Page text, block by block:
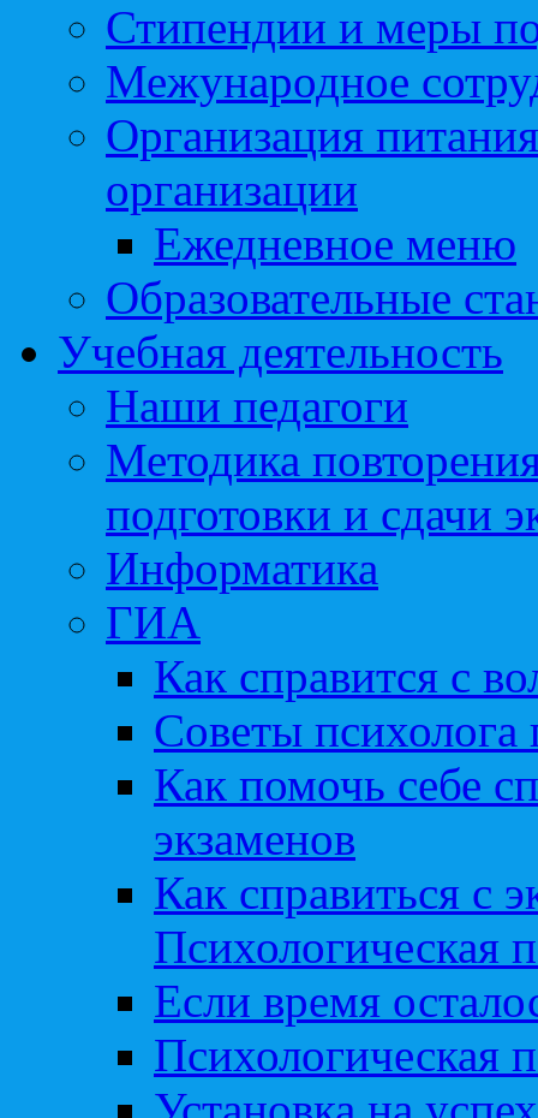
Стипендии и меры
Межународное
Организация
организации
Ежедневное меню
Образовательные
Учебная деятельность
Наши педагоги
Методика
подготовки и сдачи
Информатика
ГИА
Как справится с
Советы
Как помочь себе
экзаменов
Как справиться с
Психологическая
Если время
Психологическая